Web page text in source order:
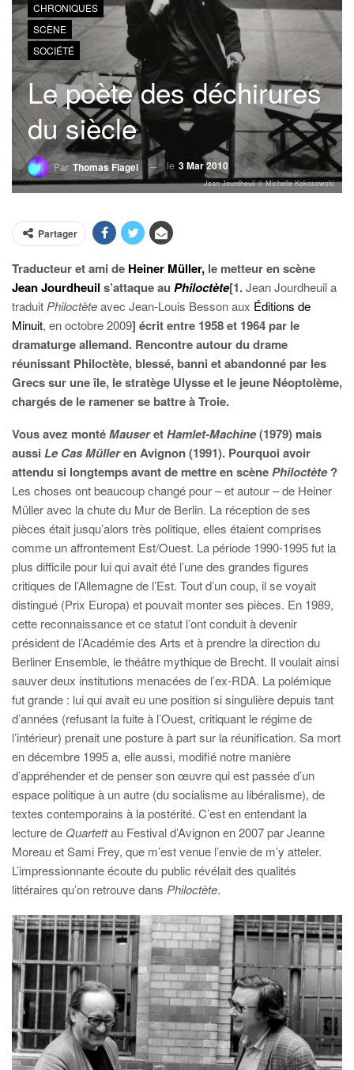
CHRONIQUES
SCÈNE
SOCIÉTÉ
Le poète des déchirures
du siècle
Par Thomas Flagel le 3 Mar 2010
Jean Jourdheuil © Michelle Kokosowski
Partager
Traducteur et ami de Heiner Müller, le metteur en scène
Jean Jourdheuil s’attaque au Philoctète[1.Jean Jourdheuil a
traduit Philoctèteavec Jean-Louis Besson aux Éditions de
Minuit, en octobre 2009] écrit entre 1958 et 1964 par le
dramaturge allemand. Rencontre autour du drame
réunissant Philoctète, blessé, banni et abandonné par les
Grecs sur une île, le stratège Ulysse et le jeune Néoptolème,
chargés de le ramener se battre à Troie.
Vous avez montéMauseretHamlet-Machine(1979) mais
aussi Le Cas Mülleren Avignon (1991). Pourquoi avoir
attendu si longtemps avant de mettre en scènePhiloctète?
Les choses ont beaucoup changé pour – et autour – de Heiner
Müller avec la chute du Mur de Berlin. La réception de ses
pièces était jusqu’alors très politique, elles étaient comprises
comme un affrontement Est/Ouest. La période 1990-1995 fut la
plus difficile pour lui qui avait été l’une des grandes figures
critiques de l’Allemagne de l’Est. Tout d’un coup, il se voyait
distingué (Prix Europa) et pouvait monter ses pièces. En 1989,
cette reconnaissance et ce statut l’ont conduit à devenir
président de l’Académie des Arts et à prendre la direction du
Berliner Ensemble, le théâtre mythique de Brecht. Il voulait ainsi
sauver deux institutions menacées de l’ex-RDA. La polémique
fut grande : lui qui avait eu une position si singulière depuis tant
d’années (refusant la fuite à l’Ouest, critiquant le régime de
l’intérieur) prenait une posture à part sur la réunification. Sa mort
en décembre 1995 a, elle aussi, modifié notre manière
d’appréhender et de penser son œuvre qui est passée d’un
espace politique à un autre (du socialisme au libéralisme), de
textes contemporains à la postérité. C’est en entendant la
lecture de Quartettau Festival d’Avignon en 2007 par Jeanne
Moreau et Sami Frey, que m’est venue l’envie de m’y atteler.
L’impressionnante écoute du public révélait des qualités
littéraires qu’on retrouve dans Philoctète.